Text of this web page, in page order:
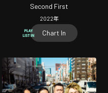
Second First
2022年
Chart In